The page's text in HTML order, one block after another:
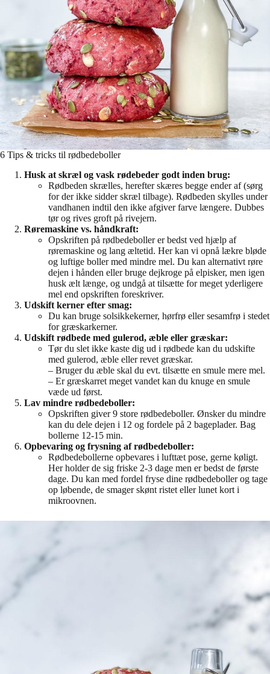
6 Tips & tricks til rødbedeboller
Husk at skræl og vask rødebeder godt inden brug:
Rødbeden skrælles, herefter skæres begge ender af (sørg
for der ikke sidder skræl tilbage). Rødbeden skylles under
vandhanen indtil den ikke afgiver farve længere. Dubbes
tør og rives groft på rivejern.
Røremaskine vs. håndkraft:
Opskriften på rødbedeboller er bedst ved hjælp af
røremaskine og lang æltetid. Her kan vi opnå lækre bløde
og luftige boller med mindre mel. Du kan alternativt røre
dejen i hånden eller bruge dejkroge på elpisker, men igen
husk ælt længe, og undgå at tilsætte for meget yderligere
mel end opskriften foreskriver.
Udskift kerner efter smag:
Du kan bruge solsikkekerner, hørfrø eller sesamfrø i stedet
for græskarkerner.
Udskift rødbede med gulerod, æble eller græskar:
Tør du slet ikke kaste dig ud i rødbede kan du udskifte
med gulerod, æble eller revet græskar.
– Bruger du æble skal du evt. tilsætte en smule mere mel.
– Er græskarret meget vandet kan du knuge en smule
væde ud først.
Lav mindre rødbedeboller:
Opskriften giver 9 store rødbedeboller. Ønsker du mindre
kan du dele dejen i 12 og fordele på 2 bageplader. Bag
bollerne 12-15 min.
Opbevaring og frysning af rødbedeboller:
Rødbedebollerne opbevares i lufttæt pose, gerne køligt.
Her holder de sig friske 2-3 dage men er bedst de første
dage. Du kan med fordel fryse dine rødbedeboller og tage
op løbende, de smager skønt ristet eller lunet kort i
mikroovnen.